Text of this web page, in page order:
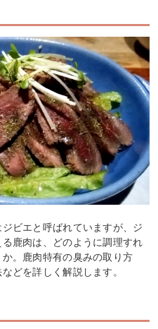
ビエと呼ばれていますが、ジ
鹿肉は、どのように調理すれ
。鹿肉特有の臭みの取り方
どを詳しく解説します。